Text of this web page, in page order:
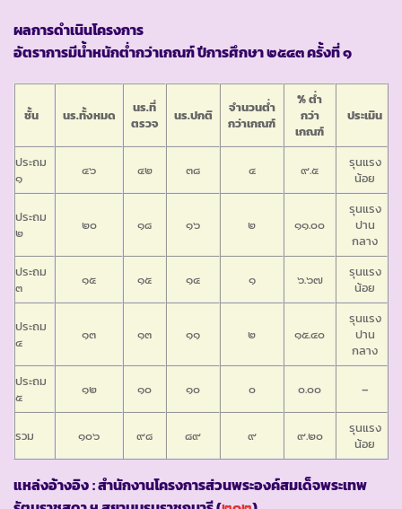
ผลการดำเนินโครงการ
อัตราการมีน้ำหนักต่ำกว่าเกณฑ์ ปีการศึกษา ๒๕๔๓ ครั้งที่ ๑
ชั้น นร.ทั้งหมด
นร.ที่
ตรวจ
นร.ปกติ
จำนวนต่ำ
กว่าเกณฑ์
% ต่ำ
กว่า
เกณฑ์
ประเมิน
ประถม
๑
๔๖ ๔๒ ๓๘ ๔ ๙.๕
รุนแรง
น้อย
ประถม
๒
๒๐ ๑๘ ๑๖ ๒ ๑๑.๐๐
รุนแรง
ปาน
กลาง
ประถม
๓
๑๕ ๑๕ ๑๔ ๑ ๖.๖๗
รุนแรง
น้อย
ประถม
๔
๑๓ ๑๓ ๑๑ ๒ ๑๕.๔๐
รุนแรง
ปาน
กลาง
ประถม
๕
๑๒ ๑๐ ๑๐ ๐ ๐.๐๐ –
รวม ๑๐๖ ๙๘ ๘๙ ๙ ๙.๒๐
รุนแรง
น้อย
แหล่งอ้างอิง: สำนักงานโครงการส่วนพระองค์สมเด็จพระเทพ